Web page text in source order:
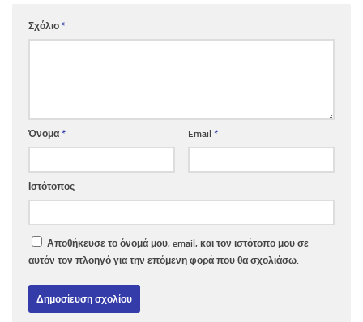
Σχόλιο *
Όνομα * Email *
Ιστότοπος
Αποθήκευσε το όνομά μου, email, και τον ιστότοπο μου σε
αυτόν τον πλοηγό για την επόμενη φορά που θα σχολιάσω.